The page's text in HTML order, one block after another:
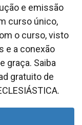
e emissão
curso único,
o curso, visto
e a conexão
graça. Saiba
gratuito de